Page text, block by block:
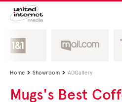
Home  Showroom  ADGallery
Mugs's Best